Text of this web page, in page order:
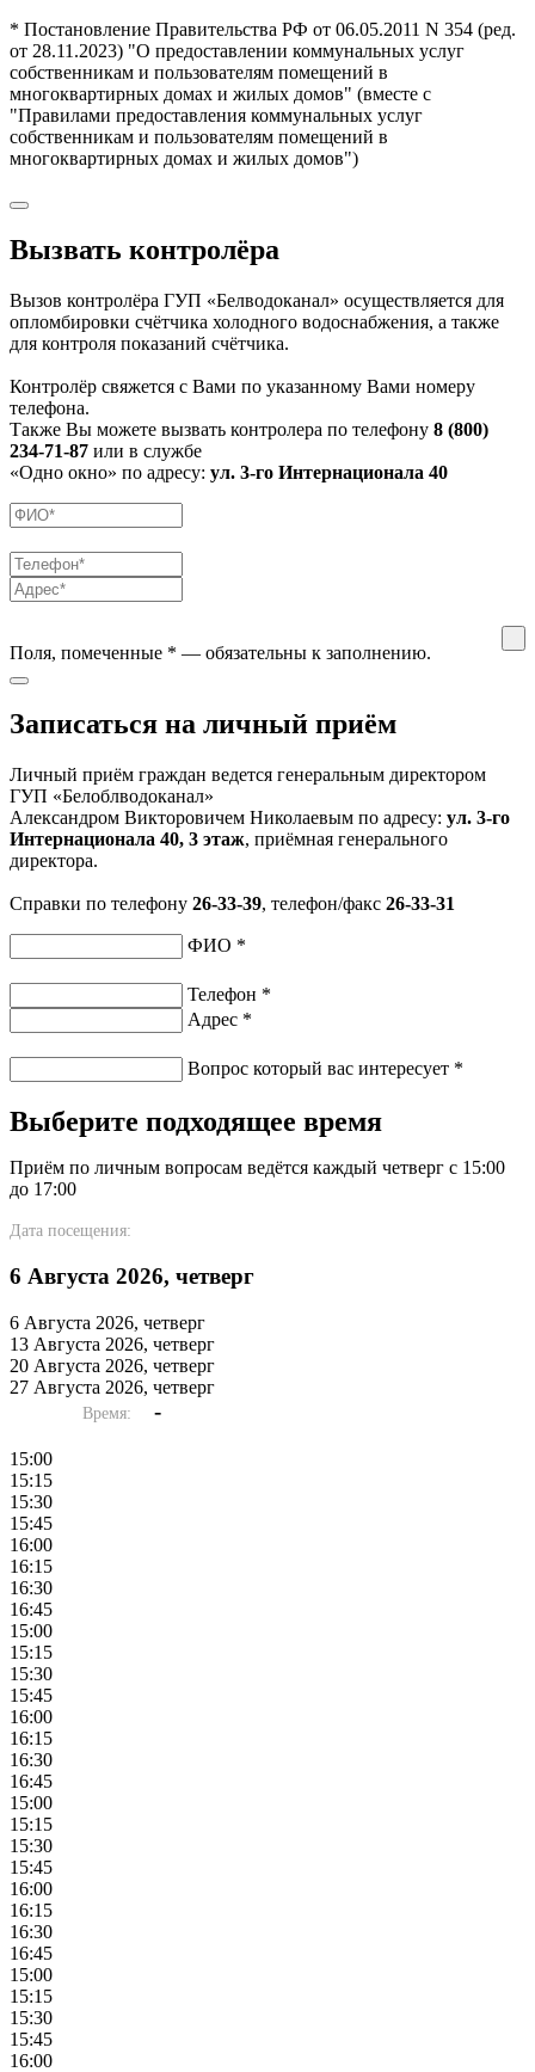
* Постановление Правительства РФ от 06.05.2011 N 354 (ред.
от 28.11.2023) "О предоставлении коммунальных услуг
собственникам и пользователям помещений в
многоквартирных домах и жилых домов" (вместе с
"Правилами предоставления коммунальных услуг
собственникам и пользователям помещений в
многоквартирных домах и жилых домов")
Вызвать контролёра
Вызов контролёра ГУП «Белводоканал» осуществляется для
опломбировки счётчика холодного водоснабжения, а также
для контроля показаний счётчика.
Контролёр свяжется с Вами по указанному Вами номеру
телефона.
Также Вы можете вызвать контролера по телефону 8 (800)
234-71-87 или в службе
«Одно окно» по адресу: ул. 3-го Интернационала 40
Поля, помеченные * — обязательны к заполнению.
Записаться на личный приём
Личный приём граждан ведется генеральным директором
ГУП «Белоблводоканал»
Александром Викторовичем Николаевым по адресу: ул. 3-го
Интернационала 40, 3 этаж, приёмная генерального
директора.
Справки по телефону 26-33-39, телефон/факс 26-33-31
ФИО *
Телефон *
Адрес *
Вопрос который вас интересует *
Выберите подходящее время
Приём по личным вопросам ведётся каждый четверг с 15:00
до 17:00
Дата посещения:
6 Августа 2026, четверг
6 Августа 2026, четверг
13 Августа 2026, четверг
20 Августа 2026, четверг
27 Августа 2026, четверг
Время: -
15:00
15:15
15:30
15:45
16:00
16:15
16:30
16:45
15:00
15:15
15:30
15:45
16:00
16:15
16:30
16:45
15:00
15:15
15:30
15:45
16:00
16:15
16:30
16:45
15:00
15:15
15:30
15:45
16:00